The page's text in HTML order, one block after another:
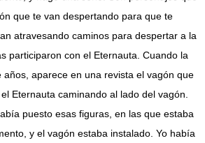
que te van despertando para que te
atravesando caminos para despertar a la
participaron con el Eternauta. Cuando la
años, aparece en una revista el vagón que
Eternauta caminando al lado del vagón.
puesto esas figuras, en las que estaba
y el vagón estaba instalado. Yo había